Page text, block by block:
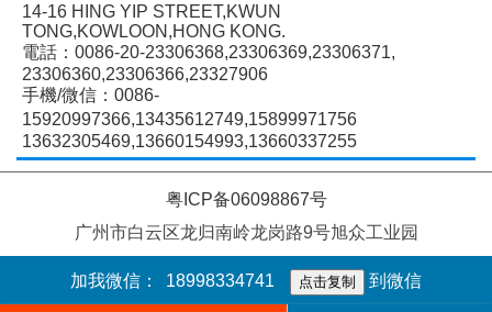
14-16 HING YIP STREET,KWUN
TONG,KOWLOON,HONG KONG.
電話：0086-20-23306368,23306369,23306371,
23306360,23306366,23327906
手機/微信：0086-
15920997366,13435612749,15899971756
13632305469,13660154993,13660337255
粤ICP备06098867号
广州市白云区龙归南岭龙岗路9号旭众工业园
加我微信： 18998334741 点击复制 到微信